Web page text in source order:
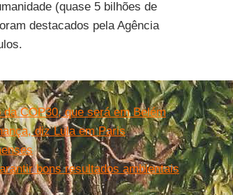
(quase 5 bilhões de
destacados pela Agência
COP30, que será em Belém
diz Lula em Paris
bons resultados ambientais